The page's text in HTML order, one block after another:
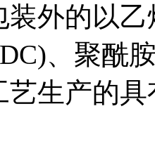
装外的以
、聚酰
艺生产的